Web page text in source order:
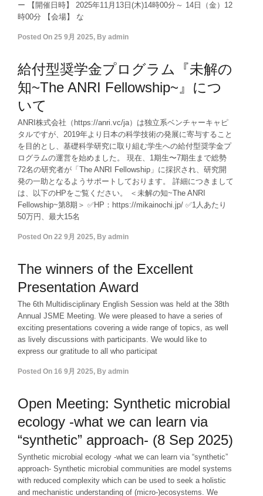
ー 【開催日時】 2025年11月13日(木)14時00分～ 14日（金）12
時00分 【会場】 な
Posted On 25 9月 2025, By admin
給付型奨学金プログラム『未解の
知~The ANRI Fellowship~』につ
いて
ANRI株式会社（https://anri.vc/ja）は独立系ベンチャーキャピ
タルですが、2019年より日本の科学技術の発展に寄与すること
を目的とし、基礎科学研究に取り組む学生への給付型奨学金プ
ログラムの運営を始めました。 現在、1期生〜7期生まで総勢
72名の研究者が「The ANRI Fellowship」に採択され、研究開
発の一助となるようサポートしております。 詳細につきまして
は、以下のHPをご覧ください。 ＜未解の知~The ANRI
Fellowship~第8期＞ ✅HP：https://mikainochi.jp/ ✅1人あたり
50万円、最大15名
Posted On 22 9月 2025, By admin
The winners of the Excellent
Presentation Award
The 6th Multidisciplinary English Session was held at the 38th
Annual JSME Meeting. We were pleased to have a series of
exciting presentations covering a wide range of topics, as well
as lively discussions with participants. We would like to
express our gratitude to all who participat
Posted On 16 9月 2025, By admin
Open Meeting: Synthetic microbial
ecology -what we can learn via
“synthetic” approach- (8 Sep 2025)
Synthetic microbial ecology -what we can learn via “synthetic”
approach- Synthetic microbial communities are model systems
with reduced complexity which can be used to seek a holistic
and mechanistic understanding of (micro-)ecosystems. We